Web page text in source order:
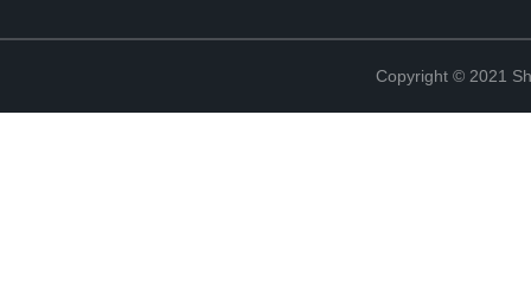
Copyright © 2021